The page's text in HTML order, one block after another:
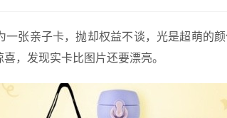
一张亲子卡，抛却权益不谈，光是超萌的
，发现实卡比图片还要漂亮。